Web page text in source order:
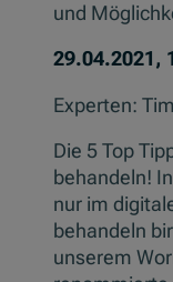
und
29.04.2021,
Experten:
Die 5 Top
behandeln!
nur im
behandeln
unserem